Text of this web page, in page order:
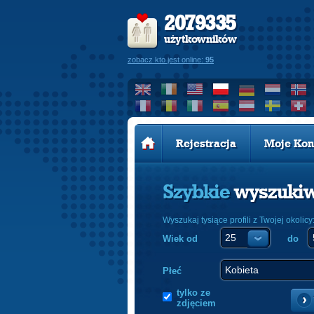
2079335
użytkowników
zobacz kto jest online: 95
Rejestracja Moje
Szybkie
Wyszukaj tysiące profili z Twojej okolicy:
Wiek od do
Płeć
tylko ze
zdjęciem